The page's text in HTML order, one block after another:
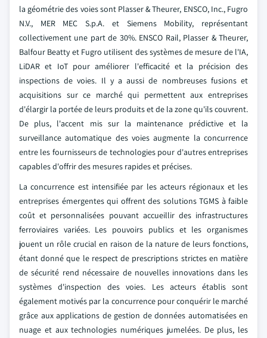
la géométrie des voies sont Plasser & Theurer, ENSCO, Inc., Fugro
N.V., MER MEC S.p.A. et Siemens Mobility, représentant
collectivement une part de 30%. ENSCO Rail, Plasser & Theurer,
Balfour Beatty et Fugro utilisent des systèmes de mesure de l'IA,
LiDAR et IoT pour améliorer l'efficacité et la précision des
inspections de voies. Il y a aussi de nombreuses fusions et
acquisitions sur ce marché qui permettent aux entreprises
d'élargir la portée de leurs produits et de la zone qu'ils couvrent.
De plus, l'accent mis sur la maintenance prédictive et la
surveillance automatique des voies augmente la concurrence
entre les fournisseurs de technologies pour d'autres entreprises
capables d'offrir des mesures rapides et précises.
La concurrence est intensifiée par les acteurs régionaux et les
entreprises émergentes qui offrent des solutions TGMS à faible
coût et personnalisées pouvant accueillir des infrastructures
ferroviaires variées. Les pouvoirs publics et les organismes
jouent un rôle crucial en raison de la nature de leurs fonctions,
étant donné que le respect de prescriptions strictes en matière
de sécurité rend nécessaire de nouvelles innovations dans les
systèmes d'inspection des voies. Les acteurs établis sont
également motivés par la concurrence pour conquérir le marché
grâce aux applications de gestion de données automatisées en
nuage et aux technologies numériques jumelées. De plus, les